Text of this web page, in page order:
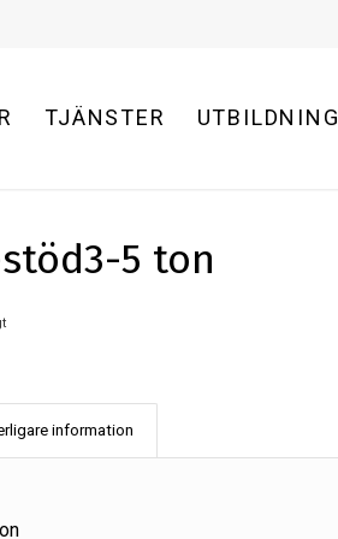
TJÄNSTER UTBILDNING
5 ton
information